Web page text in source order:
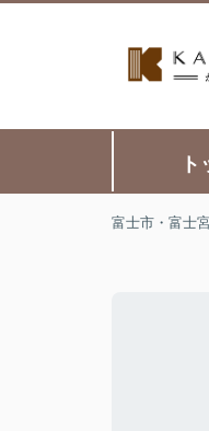
富士市・富士